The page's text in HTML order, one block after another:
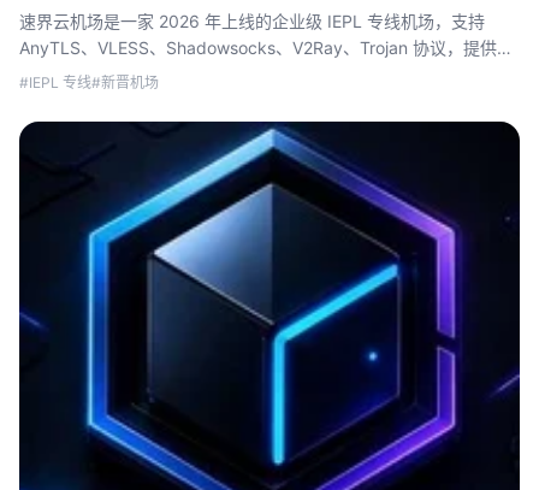
速界云机场是一家 2026 年上线的企业级 IEPL 专线机场，支持
AnyTLS、VLESS、Shadowsocks、V2Ray、Trojan 协议，提供全
平台自研客户端、流媒体解锁和跨境办公加速体验。
#IEPL 专线#新晋机场